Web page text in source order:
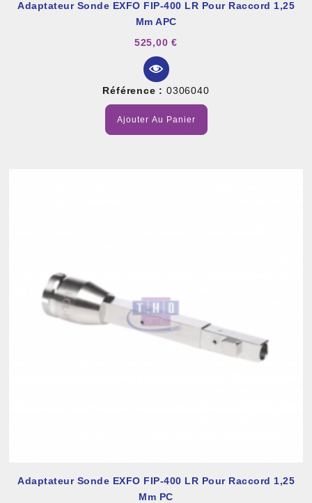
Adaptateur Sonde EXFO FIP-400 LR Pour Raccord 1,25
Mm APC
525,00 €
Référence : 0306040
Ajouter Au Panier
Adaptateur Sonde EXFO FIP-400 LR Pour Raccord 1,25
Mm PC